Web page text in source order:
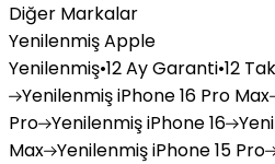
Diğer Markalar
Yenilenmiş Apple
Yenilenmiş•12 Ay Garanti•12
YenilenmişiPhone 16 Pro Max
Pro YenilenmişiPhone 16
Max YenilenmişiPhone 15 Pro